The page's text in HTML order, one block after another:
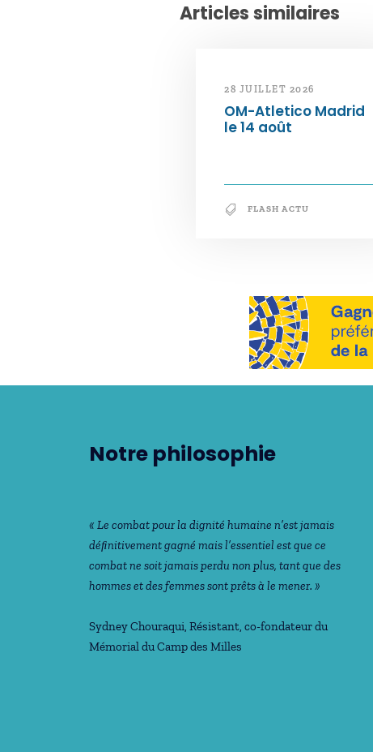
Articles similaires
28 JUILLET 2026
OM-Atletico Madrid
le 14 août
FLASH ACTU
Notre philosophie
« Le combat pour la dignité humaine n’est jamais
déﬁnitivement gagné mais l’essentiel est que ce
combat ne soit jamais perdu non plus, tant que des
hommes et des femmes sont prêts à le mener. »
Sydney Chouraqui, Résistant, co-fondateur du
Mémorial du Camp des Milles